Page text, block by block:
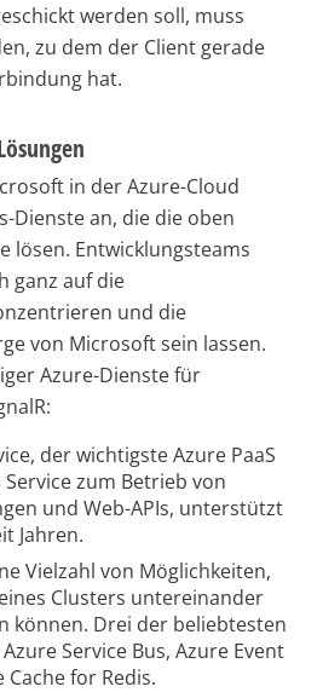
werden soll, muss
zu dem der Client gerade
hat.
in der Azure-Cloud
Dienste an, die die oben
lösen. Entwicklungsteams
ganz auf die
und die
von Microsoft sein lassen.
Azure-Dienste für
der wichtigste Azure PaaS
zum Betrieb von
und Web-APIs, unterstützt
Jahren.
Vielzahl von Möglichkeiten,
Clusters untereinander
können. Drei der beliebtesten
Service Bus, Azure Event
for Redis.